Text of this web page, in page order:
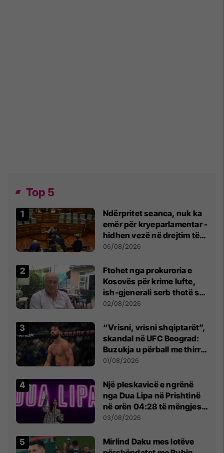
Top 5
Ndërpritet seanca, nuk ka
emër për kryeparlamentar -
hidhen vezë në drejtim të
Kurtit
06/08/2026
Ftohet nga prokuroria e
Kosovës për krime lufte,
ish-gjenerali serb thotë se
dikush e tradhtoi në
02/08/2026
“Vrisni, vrisni shqiptarët”,
skandal në UFC Beograd:
Buzukja u përball me thirrje
anti-shqiptare nga
01/08/2026
Një pleskavicë e ngrënë
nga Dua Lipa në Prishtinë
në orën 04:28 të mëngjesit
- dhe bota digjitale serbe
03/08/2026
Mirlind Daku mes lotëve